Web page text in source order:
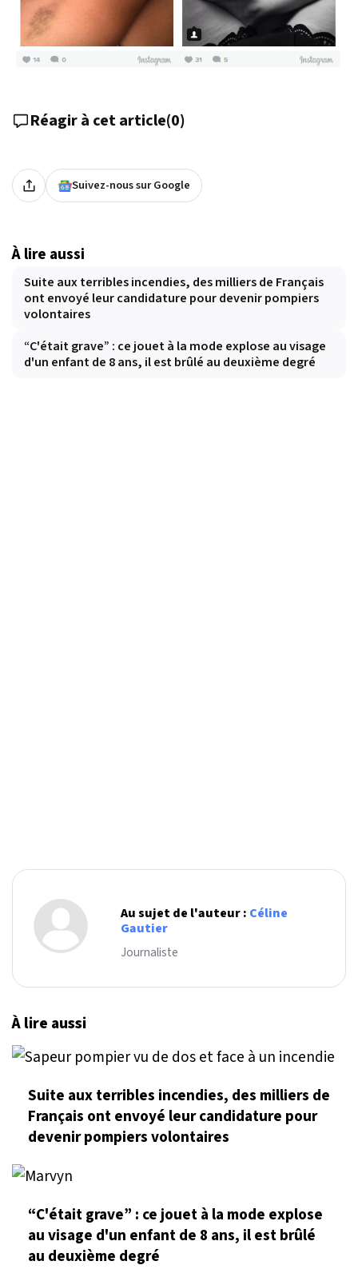
Réagir à cet article(0)
Suivez-nous sur Google
À lire aussi
Suite aux terribles incendies, des milliers de Français
ont envoyé leur candidature pour devenir pompiers
volontaires
“C'était grave” : ce jouet à la mode explose au visage
d'un enfant de 8 ans, il est brûlé au deuxième degré
Au sujet de l'auteur : Céline
Gautier
Journaliste
À lire aussi
Suite aux terribles incendies, des milliers de
Français ont envoyé leur candidature pour
devenir pompiers volontaires
“C'était grave” : ce jouet à la mode explose
au visage d'un enfant de 8 ans, il est brûlé
au deuxième degré